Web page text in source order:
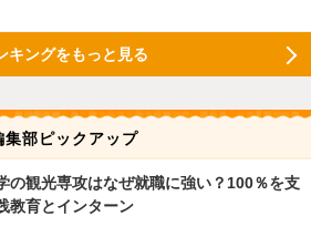
キングをもっと見る
集部ピックアップ
の観光専攻はなぜ就職に強い？100％を支
教育とインターン